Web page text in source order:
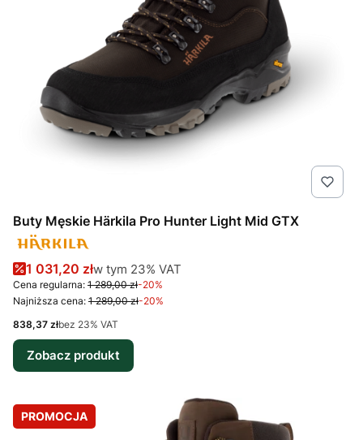
Buty Męskie Härkila Pro Hunter Light Mid GTX
Cena promocyjna brutto
1 031,20 złw tym %s VAT
w tym 23% VAT
Cena regularna: 1 289,00 zł-20%
Najniższa cena: 1 289,00 zł-20%
Cena netto
838,37 złbez 23% VAT
Zobacz produkt
PROMOCJA